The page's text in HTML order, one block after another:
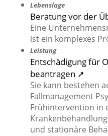
Lebenslage
Beratung vor der
Eine
ist ein komplexes
Leistung
Entschädigung für
beantragen ➚
Sie kann bestehen
Fallmanagement
Frühintervention in
und stationäre